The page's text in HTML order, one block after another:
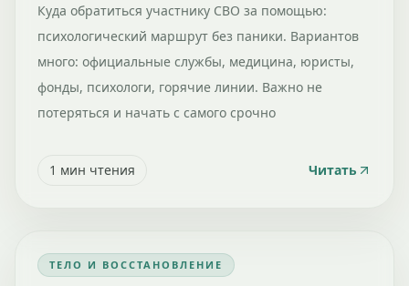
Куда обратиться участнику СВО за помощью:
психологический маршрут без паники. Вариантов
много: официальные службы, медицина, юристы,
фонды, психологи, горячие линии. Важно не
потеряться и начать с самого срочно
1 мин чтения Читать
ТЕЛО И ВОССТАНОВЛЕНИЕ